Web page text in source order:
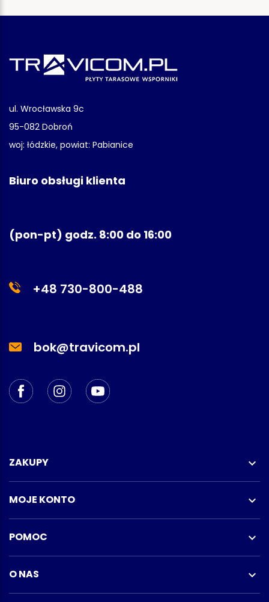
ul. Wrocławska 9c
95-082 Dobroń
woj: łódzkie, powiat: Pabianice
Biuro obsługi klienta
(pon-pt) godz. 8:00 do 16:00
+48 730-800-488
bok@travicom.pl
ZAKUPY 
MOJE KONTO 
POMOC 
O NAS 